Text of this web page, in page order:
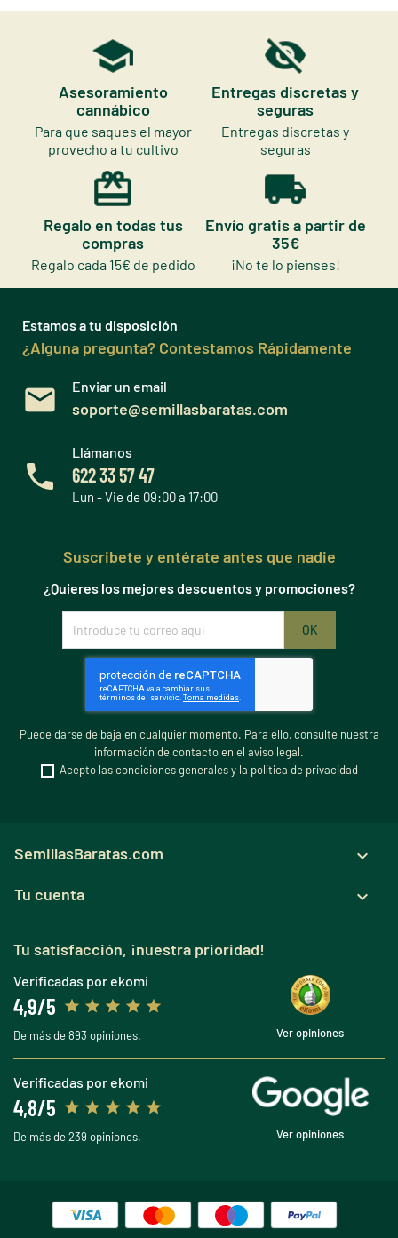
Asesoramiento
cannábico
Para que saques el mayor
provecho a tu cultivo
Entregas discretas y
seguras
Entregas discretas y
seguras
Regalo en todas tus
compras
Regalo cada 15€ de pedido
Envío gratis a partir de
35€
¡No te lo pienses!
Estamos a tu disposición
¿Alguna pregunta? Contestamos Rápidamente
Enviar un email
soporte@semillasbaratas.com
Llámanos
622 33 57 47
Lun - Vie de 09:00 a 17:00
Suscribete y entérate antes que nadie
¿Quieres los mejores descuentos y promociones?
Puede darse de baja en cualquier momento. Para ello, consulte nuestra
información de contacto en el aviso legal.
Acepto las condiciones generales y la política de privacidad
SemillasBaratas.com 
Tu cuenta 
Tu satisfacción, ¡nuestra prioridad!
Verificadas por ekomi
4,9/5
De más de 893 opiniones. Ver opiniones
Verificadas por ekomi
4,8/5
De más de 239 opiniones. Ver opiniones